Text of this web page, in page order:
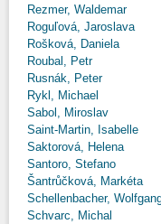
Rezmer, Waldemar
Roguľová, Jaroslava
Rošková, Daniela
Roubal, Petr
Rusnák, Peter
Rykl, Michael
Sabol, Miroslav
Saint-Martin, Isabelle
Saktorová, Helena
Santoro, Stefano
Šantrůčková, Markéta
Schellenbacher,
Schvarc, Michal